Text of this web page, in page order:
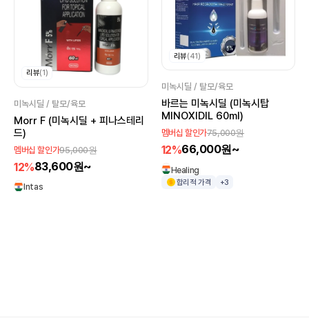
리뷰(1)
미녹시딜 / 탈모/육모
Morr F (미녹시딜 + 피나스테리
드)
멤버십 할인가95,000원
12%83,600원~
Intas
리뷰(41)
미녹시딜 / 탈모/육모
바르는 미녹시딜 (미녹시탑
MINOXIDIL 60ml)
멤버십 할인가75,000원
12%66,000원~
Healing
합리적 가격 +3